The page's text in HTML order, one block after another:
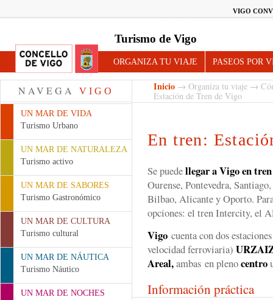
VIGO
Turismo de Vigo
ORGANIZA TU VIAJE PASEOS POR
NAVEGA VIGO
UN MAR DE VIDA
Turismo Urbano
UN MAR DE NATURALEZA
Turismo activo
UN MAR DE SABORES
Turismo Gastronómico
UN MAR DE CULTURA
Turismo cultural
UN MAR DE NÁUTICA
Turismo Náutico
UN MAR DE NOCHES
Inicio → Organiza tu viaje →
Estación de Tren de Vigo
En tren:
Se puedellegar a Vigoentren
Ourense, Pontevedra,
Bilbao, Alicante y Oporto.
opciones: el tren Intercity, el
Vigo cuenta con dos
velocidad ferroviaria)
Areal,ambas en plenocentro
Información práctica